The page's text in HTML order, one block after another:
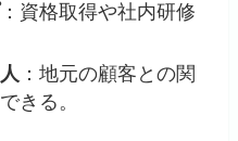
：資格取得や社内研修
：地元の顧客との関
きる。